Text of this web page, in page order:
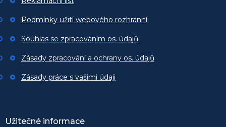
Podmínky užití webového rozhranní
Souhlas se zpracováním os. údajů
Zásady zpracování a ochrany os. údajů
Zásady práce s vašimi údaji
Užitečné informace